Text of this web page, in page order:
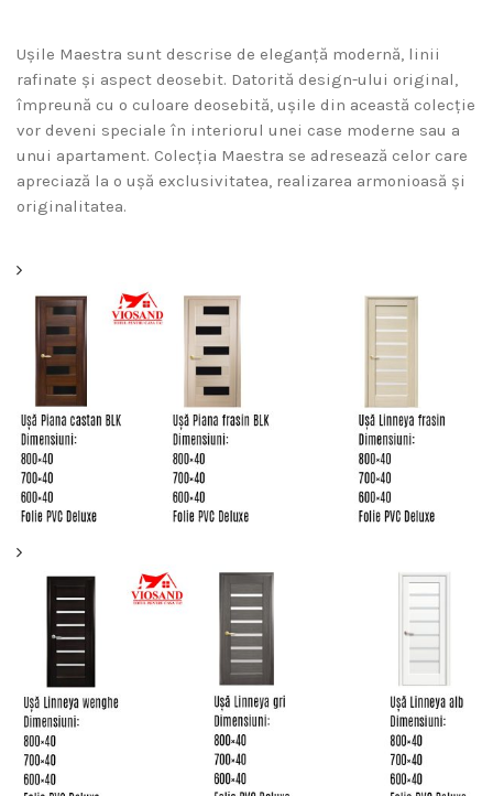
Ușile Maestra sunt descrise de eleganță modernă, linii
rafinate și aspect deosebit. Datorită design-ului original,
împreună cu o culoare deosebită, ușile din această colecție
vor deveni speciale în interiorul unei case moderne sau a
unui apartament. Colecția Maestra se adresează celor care
apreciază la o ușă exclusivitatea, realizarea armonioasă și
originalitatea.